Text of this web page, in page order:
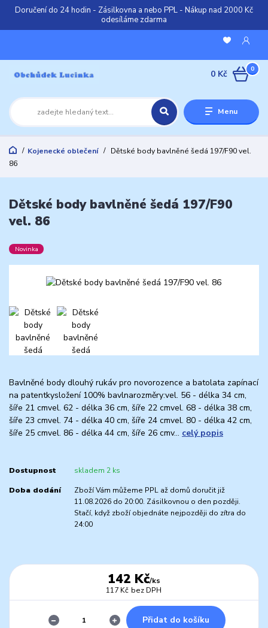
Doručení do 24 hodin - Zásilkovna a nebo PPL - Nákup nad 2000 Kč
odesíláme zdarma
Menu
0
0 Kč
Kojenecké oblečení
Dětské body bavlněné šedá 197/F90 vel.
86
Dětské body bavlněné šedá 197/F90
vel. 86
Novinka
Bavlněné body dlouhý rukáv pro novorozence a batolata zapínací
na patentkysložení 100% bavlnarozměry:vel. 56 - délka 34 cm,
šíře 21 cmvel. 62 - délka 36 cm, šíře 22 cmvel. 68 - délka 38 cm,
šíře 23 cmvel. 74 - délka 40 cm, šíře 24 cmvel. 80 - délka 42 cm,
šíře 25 cmvel. 86 - délka 44 cm, šíře 26 cmv... celý popis
Dostupnost skladem 2 ks
Doba dodání
Zboží Vám můžeme PPL až domů doručit již
11.08.2026 do 20:00. Zásilkovnou o den později.
Stačí, když zboží objednáte nejpozději do zítra do
24:00
142 Kč/ks
117 Kč bez DPH
Přidat do košíku